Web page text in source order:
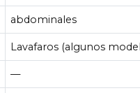
abdominales
Lavafaros (algunos
—